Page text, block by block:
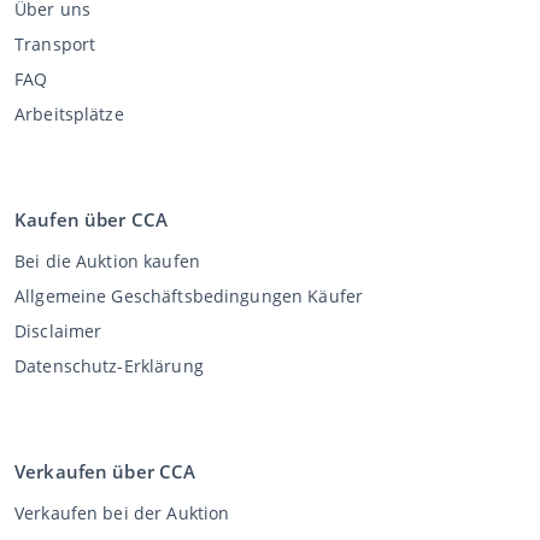
Über uns
Transport
FAQ
Arbeitsplätze
Kaufen über CCA
Bei die Auktion kaufen
Allgemeine Geschäftsbedingungen Käufer
Disclaimer
Datenschutz-Erklärung
Verkaufen über CCA
Verkaufen bei der Auktion